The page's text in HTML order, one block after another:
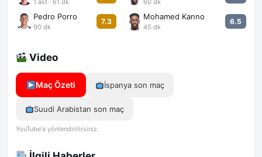
1 ast · 61 dk
Pedro Porro
90 dk
7.3
60 dk
Mohamed Kanno
45 dk
6.5
Video
Maç Özeti İspanya son maç
Suudi Arabistan son maç
YouTube'a yönlendirilirsiniz.